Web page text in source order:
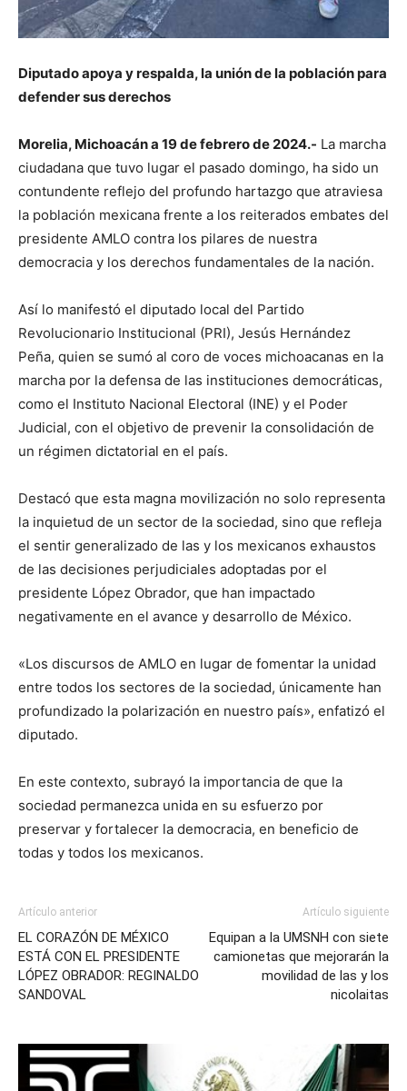
Diputado apoya y respalda, la unión de la población para
defender sus derechos
Morelia, Michoacán a 19 de febrero de 2024.- La marcha
ciudadana que tuvo lugar el pasado domingo, ha sido un
contundente reflejo del profundo hartazgo que atraviesa
la población mexicana frente a los reiterados embates del
presidente AMLO contra los pilares de nuestra
democracia y los derechos fundamentales de la nación.
Así lo manifestó el diputado local del Partido
Revolucionario Institucional (PRI), Jesús Hernández
Peña, quien se sumó al coro de voces michoacanas en la
marcha por la defensa de las instituciones democráticas,
como el Instituto Nacional Electoral (INE) y el Poder
Judicial, con el objetivo de prevenir la consolidación de
un régimen dictatorial en el país.
Destacó que esta magna movilización no solo representa
la inquietud de un sector de la sociedad, sino que refleja
el sentir generalizado de las y los mexicanos exhaustos
de las decisiones perjudiciales adoptadas por el
presidente López Obrador, que han impactado
negativamente en el avance y desarrollo de México.
«Los discursos de AMLO en lugar de fomentar la unidad
entre todos los sectores de la sociedad, únicamente han
profundizado la polarización en nuestro país», enfatizó el
diputado.
En este contexto, subrayó la importancia de que la
sociedad permanezca unida en su esfuerzo por
preservar y fortalecer la democracia, en beneficio de
todas y todos los mexicanos.
Artículo anterior
EL CORAZÓN DE MÉXICO
ESTÁ CON EL PRESIDENTE
LÓPEZ OBRADOR: REGINALDO
SANDOVAL
Artículo siguiente
Equipan a la UMSNH con siete
camionetas que mejorarán la
movilidad de las y los
nicolaitas